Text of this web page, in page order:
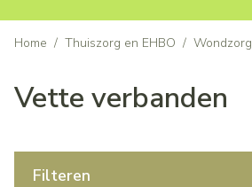
Home / Thuiszorg en EHBO / Wondzorg
Vette verbanden
Filteren